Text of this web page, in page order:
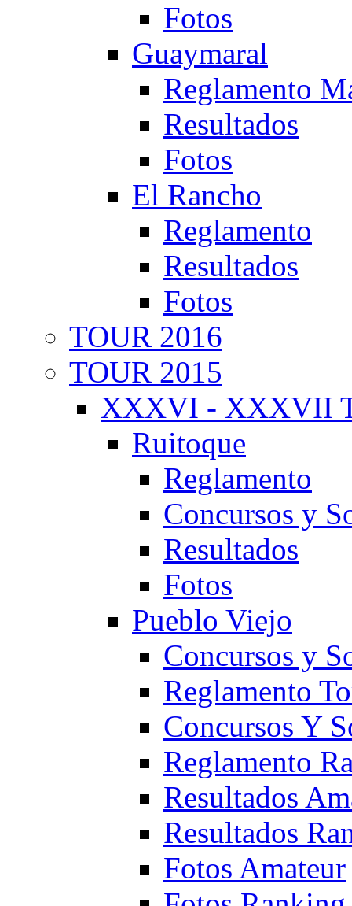
Fotos
Guaymaral
Reglamento
Resultados
Fotos
El Rancho
Reglamento
Resultados
Fotos
TOUR 2016
TOUR 2015
XXXVI - XXXVII
Ruitoque
Reglamento
Concursos y
Resultados
Fotos
Pueblo Viejo
Concursos y
Reglamento
Concursos Y
Reglamento
Resultados
Resultados
Fotos Amateur